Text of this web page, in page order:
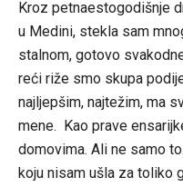
Kroz petnaestogodišnje
u Medini, stekla sam
stalnom, gotovo
reći riže smo skupa
najljepšim, najtežim, ma
mene. Kao prave
domovima. Ali ne samo
koju nisam ušla za toliko